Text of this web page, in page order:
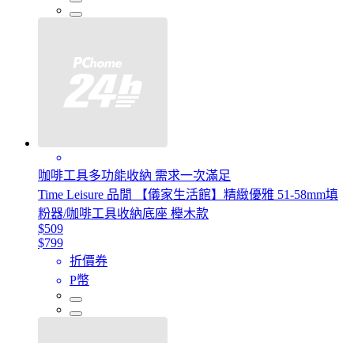
咖啡工具多功能收納 需求一次滿足
Time Leisure 品閒 【儀家生活館】精緻優雅 51-58mm填
粉器/咖啡工具收納底座 櫸木款
$509
$799
折價券
P幣